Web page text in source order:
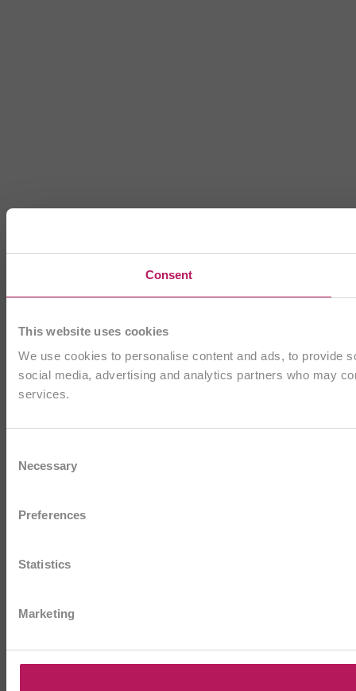
Consent
This website uses cookies
We use cookies to personalise content and ads, to provide
social media, advertising and analytics partners who may
services.
Selection
Necessary
Preferences
Statistics
Marketing